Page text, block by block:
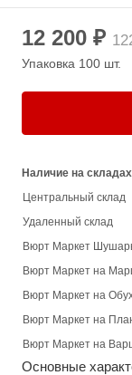
12 200 ₽
Упаковка 100 шт.
Наличие на
Центральный склад
Удаленный склад
Вюрт Маркет
Вюрт Маркет на
Вюрт Маркет на
Вюрт Маркет на
Вюрт Маркет на
Основные